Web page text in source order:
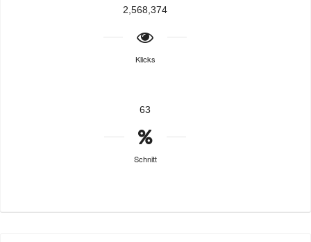
2,568,374
Klicks
63
Schnitt